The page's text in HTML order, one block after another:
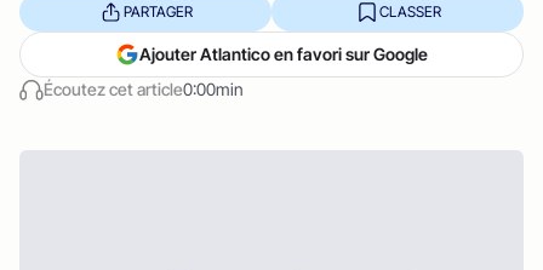
Écoutez cet article0:00min
PARTAGER CLASSER
Ajouter Atlantico en favori sur Google